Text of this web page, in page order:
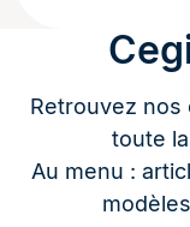
Retrouvez nos
toute
Au menu :